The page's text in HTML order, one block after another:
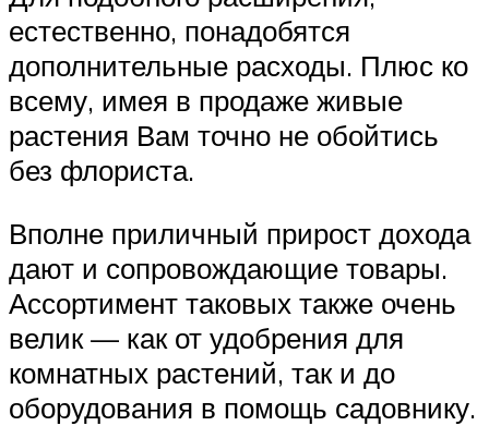
естественно, понадобятся
дополнительные расходы. Плюс ко
всему, имея в продаже живые
растения Вам точно не обойтись
без флориста.
Вполне приличный прирост дохода
дают и сопровождающие товары.
Ассортимент таковых также очень
велик — как от удобрения для
комнатных растений, так и до
оборудования в помощь садовнику.